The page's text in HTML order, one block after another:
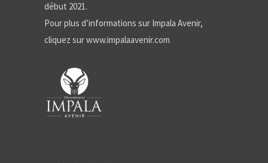
début 2021.
Pour plus d’informations sur Impala Avenir,
cliquez surwww.impalaavenir.com